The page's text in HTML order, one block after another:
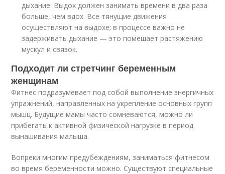
дыхание. Выдох должен занимать времени в два раза
больше, чем вдох. Все тянущие движения
осуществляют на выдохе; в процессе важно не
задерживать дыхание — это помешает растяжению
мускул и связок.
Подходит ли стретчинг беременным
женщинам
Фитнес подразумевает под собой выполнение энергичных
упражнений, направленных на укрепление основных групп
мышц. Будущие мамы часто сомневаются, можно ли
прибегать к активной физической нагрузке в период
вынашивания малыша.
Вопреки многим предубеждениям, заниматься фитнесом
во время беременности можно. Существуют специальные